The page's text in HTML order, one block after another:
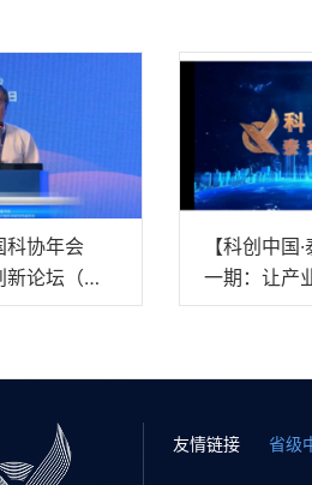
科协年会
论坛（中
【科创中国
一期：让产
膀
友情链接 省级